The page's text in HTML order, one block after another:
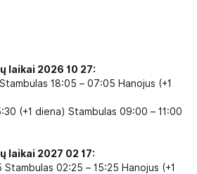
laikai 2026 10 27:
18:05 – 07:05 Hanojus (+1
(+1 diena) Stambulas 09:00 – 11:00
laikai 2027 02 17:
02:25 – 15:25 Hanojus (+1